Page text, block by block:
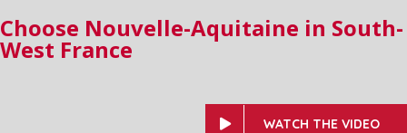
Choose Nouvelle-Aquitaine in South-
West France
WATCH THE VIDEO